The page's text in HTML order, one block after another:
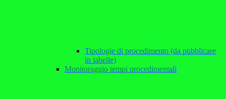
Tipologie di procedimento (da pubblicare
in tabelle)
Monitoraggio tempi procedimentali